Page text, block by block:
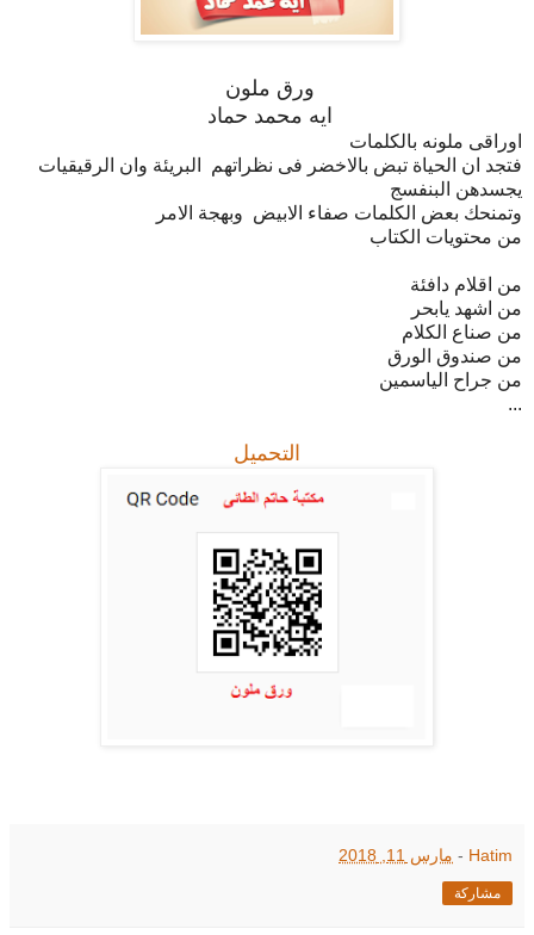
ورق ملون
ايه محمد حماد
اوراقى ملونه بالكلمات
فتجد ان الحياة تبض بالاخضر فى نظراتهم البريئة وان الرقيقيات
يجسدهن البنفسج
وتمنحك بعض الكلمات صفاء الابيض وبهجة الامر
من محتويات الكتاب
من اقلام دافئة
من اشهد يابحر
من صناع الكلام
من صندوق الورق
من جراح الياسمين
...
التحميل
Hatim
- مارس 11, 2018
مشاركة